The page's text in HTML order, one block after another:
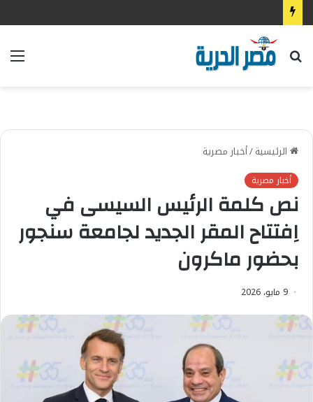
بحث
الرئيسية/أخبار مصرية
أخبار مصرية
نص كلمة الرئيس السيسى في
اِفتتاح المقر الجديد لجامعة سنجور
بحضور ماكرون
9 مايو، 2026